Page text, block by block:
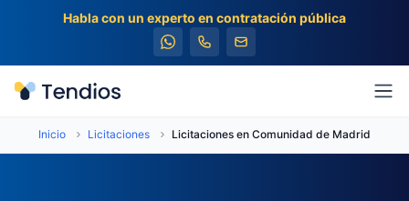
Habla con un experto en contratación pública
Tendios
Inicio Licitaciones Licitaciones en Comunidad de Madrid